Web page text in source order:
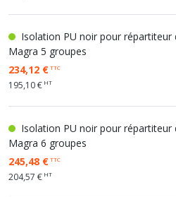
Isolation PU noir pour répartiteur
Magra 5 groupes
234,12 €TTC
195,10 € HT
Isolation PU noir pour répartiteur
Magra 6 groupes
245,48 €TTC
204,57 € HT